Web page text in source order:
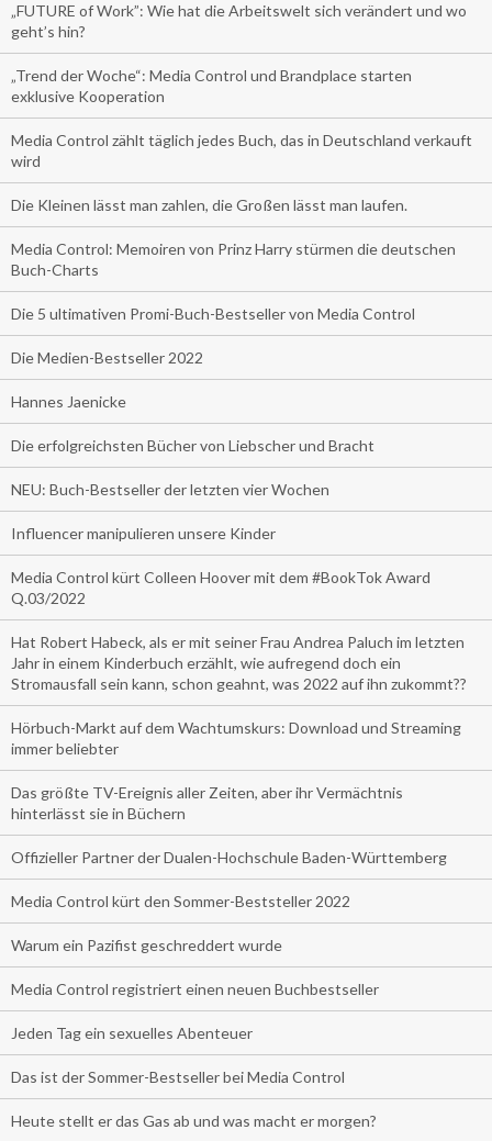
„FUTURE of Work”: Wie hat die Arbeitswelt sich verändert und wo
geht’s hin?
„Trend der Woche“: Media Control und Brandplace starten
exklusive Kooperation
Media Control zählt täglich jedes Buch, das in Deutschland verkauft
wird
Die Kleinen lässt man zahlen, die Großen lässt man laufen.
Media Control: Memoiren von Prinz Harry stürmen die deutschen
Buch-Charts
Die 5 ultimativen Promi-Buch-Bestseller von Media Control
Die Medien-Bestseller 2022
Hannes Jaenicke
Die erfolgreichsten Bücher von Liebscher und Bracht
NEU: Buch-Bestseller der letzten vier Wochen
Influencer manipulieren unsere Kinder
Media Control kürt Colleen Hoover mit dem #BookTok Award
Q.03/2022
Hat Robert Habeck, als er mit seiner Frau Andrea Paluch im letzten
Jahr in einem Kinderbuch erzählt, wie aufregend doch ein
Stromausfall sein kann, schon geahnt, was 2022 auf ihn zukommt??
Hörbuch-Markt auf dem Wachtumskurs: Download und Streaming
immer beliebter
Das größte TV-Ereignis aller Zeiten, aber ihr Vermächtnis
hinterlässt sie in Büchern
Offizieller Partner der Dualen-Hochschule Baden-Württemberg
Media Control kürt den Sommer-Beststeller 2022
Warum ein Pazifist geschreddert wurde
Media Control registriert einen neuen Buchbestseller
Jeden Tag ein sexuelles Abenteuer
Das ist der Sommer-Bestseller bei Media Control
Heute stellt er das Gas ab und was macht er morgen?